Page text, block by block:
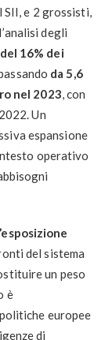
SII, e 2 grossisti,
degli
16% dei
da 5,6
nel 2023, con
Un
espansione
operativo
del sistema
un peso
è
europee
di